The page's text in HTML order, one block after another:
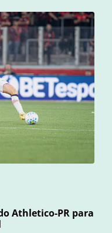
Athletico-PR para